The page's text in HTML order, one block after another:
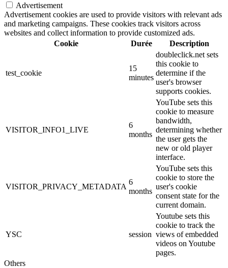
Advertisement
Advertisement cookies are used to provide visitors with relevant ads
and marketing campaigns. These cookies track visitors across
websites and collect information to provide customized ads.
Cookie
Durée Description
test_cookie
15
minutes
doubleclick.net sets
this cookie to
determine if the
user's browser
supports cookies.
VISITOR_INFO1_LIVE
6
months
YouTube sets this
cookie to measure
bandwidth,
determining whether
the user gets the
new or old player
interface.
VISITOR_PRIVACY_METADATA
6
months
YouTube sets this
cookie to store the
user's cookie
consent state for the
current domain.
YSC session
Youtube sets this
cookie to track the
views of embedded
videos on Youtube
pages.
Others